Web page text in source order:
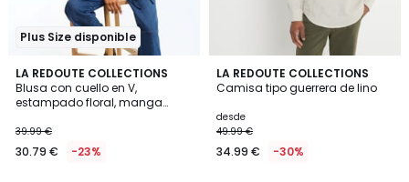
Plus Size disponible
LA REDOUTE COLLECTIONS
Blusa con cuello en V,
estampado floral, manga
39.99 €
30.79 € -23%
1
/
5
LA REDOUTE COLLECTIONS
Camisa tipo guerrera de lino
desde
49.99 €
34.99 € -30%
5
/
3
Colores